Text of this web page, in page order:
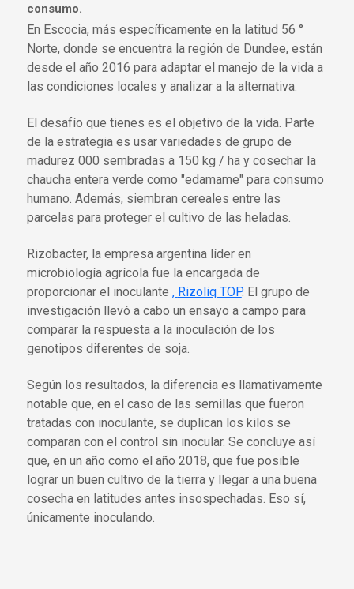
consumo.
En Escocia, más específicamente en la latitud 56 °
Norte, donde se encuentra la región de Dundee, están
desde el año 2016 para adaptar el manejo de la vida a
las condiciones locales y analizar a la alternativa.
El desafío que tienes es el objetivo de la vida. Parte
de la estrategia es usar variedades de grupo de
madurez 000 sembradas a 150 kg / ha y cosechar la
chaucha entera verde como "edamame" para consumo
humano. Además, siembran cereales entre las
parcelas para proteger el cultivo de las heladas.
Rizobacter, la empresa argentina líder en
microbiología agrícola fue la encargada de
proporcionar el inoculante , Rizoliq TOP. El grupo de
investigación llevó a cabo un ensayo a campo para
comparar la respuesta a la inoculación de los
genotipos diferentes de soja.
Según los resultados, la diferencia es llamativamente
notable que, en el caso de las semillas que fueron
tratadas con inoculante, se duplican los kilos se
comparan con el control sin inocular. Se concluye así
que, en un año como el año 2018, que fue posible
lograr un buen cultivo de la tierra y llegar a una buena
cosecha en latitudes antes insospechadas. Eso sí,
únicamente inoculando.